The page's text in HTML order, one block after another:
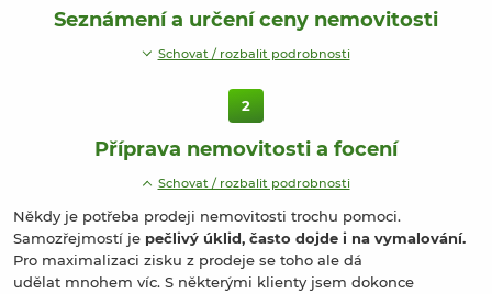
Seznámení a určení ceny nemovitosti
Schovat / rozbalit podrobnosti
2
Příprava nemovitosti a focení
Schovat / rozbalit podrobnosti
Někdy je potřeba prodeji nemovitosti trochu pomoci.
Samozřejmostí je pečlivý úklid, často dojde i na vymalování.
Pro maximalizaci zisku z prodeje se toho ale dá
udělat mnohem víc. S některými klienty jsem dokonce